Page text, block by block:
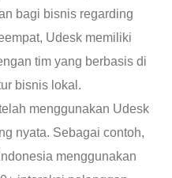
bagi bisnis regarding
Udesk memiliki
tim yang berbasis di
bisnis lokal.
menggunakan Udesk
nyata. Sebagai contoh,
menggunakan